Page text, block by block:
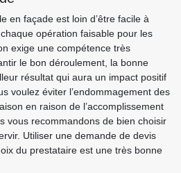
en façade est loin d’être facile à
opération faisable pour les
exige une compétence très
le bon déroulement, la bonne
résultat qui aura un impact positif
voulez éviter l’endommagement des
en raison de l’accomplissement
vous recommandons de bien choisir
Utiliser une demande de devis
du prestataire est une très bonne